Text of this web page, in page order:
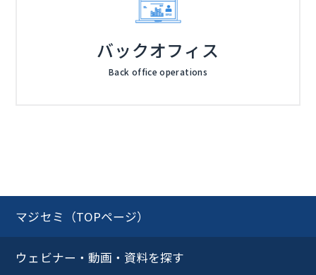
バックオフィス
Back office operations
マジセミ（TOPページ）
ウェビナー・動画・資料を探す